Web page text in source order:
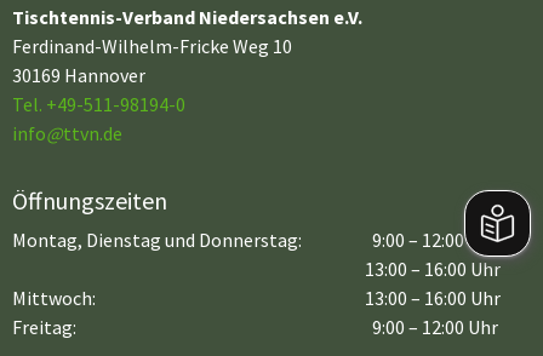
Tischtennis-Verband Niedersachsen e.V.
Ferdinand-Wilhelm-Fricke Weg 10
30169 Hannover
Tel. +49-511-98194-0
info@ttvn.de
Öffnungszeiten
Montag, Dienstag und Donnerstag:
9:00 – 12:00 Uhr
13:00 – 16:00 Uhr
Mittwoch:
Freitag:
13:00 – 16:00 Uhr
9:00 – 12:00 Uhr